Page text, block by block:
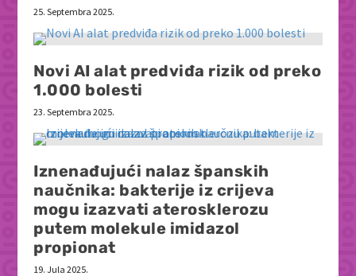
25. Septembra 2025.
Novi AI alat predviđa rizik od preko
1.000 bolesti
23. Septembra 2025.
Iznenađujući nalaz španskih
naučnika: bakterije iz crijeva
mogu izazvati aterosklerozu
putem molekule imidazol
propionat
19. Jula 2025.